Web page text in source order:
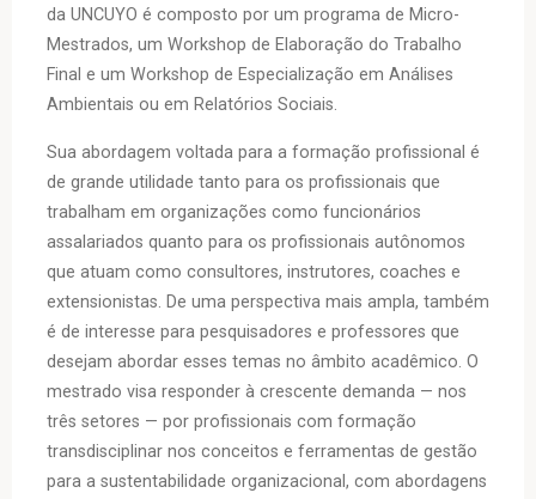
da UNCUYO é composto por um programa de Micro-
Mestrados, um Workshop de Elaboração do Trabalho
Final e um Workshop de Especialização em Análises
Ambientais ou em Relatórios Sociais.
Sua abordagem voltada para a formação profissional é
de grande utilidade tanto para os profissionais que
trabalham em organizações como funcionários
assalariados quanto para os profissionais autônomos
que atuam como consultores, instrutores, coaches e
extensionistas. De uma perspectiva mais ampla, também
é de interesse para pesquisadores e professores que
desejam abordar esses temas no âmbito acadêmico. O
mestrado visa responder à crescente demanda — nos
três setores — por profissionais com formação
transdisciplinar nos conceitos e ferramentas de gestão
para a sustentabilidade organizacional, com abordagens